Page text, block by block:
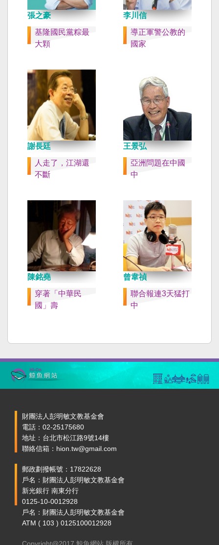
張之豪
基隆國民黨粽最
大顆
李川信
導正軍警公教的
國家
謝長廷
人走了，江湖還
不斷
王景弘
亞洲問題在中國
中
陳銘堯
穿著「中華民
國」壽
曾韋禎
聯合報連3天猛打
中
財團法人彭明敏文教基金會
電話：02-25175680
地址：台北市松江路9號14樓
聯絡信箱：hion.tw@gmail.com
郵政劃撥帳號：17822628
戶名：財團法人彭明敏文教基金會
新光銀行 南東分行
0125-10-0012928
戶名：財團法人彭明敏文教基金會
ATM ( 103 ) 0125100012928